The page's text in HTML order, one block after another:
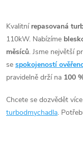
ů
ů
v
l
á
a
Kvalitní repasovaná
110kW. Nabízíme
měsíců. Jsme největší
se spokojeností
pravidelně drží na 100
Chcete se dozvědět
turbodmychadla.